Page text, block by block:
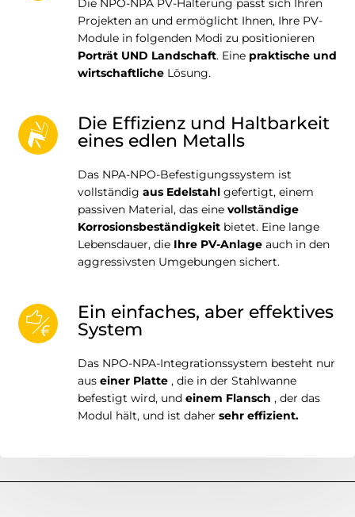
Die NPO-NPA PV-Halterung passt sich Ihren
Projekten an und ermöglicht Ihnen, Ihre PV-
Module in folgenden Modi zu positionieren
Porträt UND Landschaft. Eine praktische und
wirtschaftlicheLösung.
Die Effizienz und Haltbarkeit
eines edlen Metalls
Das NPA-NPO-Befestigungssystem ist
vollständig aus Edelstahlgefertigt, einem
passiven Material, das eine vollständige
Korrosionsbeständigkeitbietet. Eine lange
Lebensdauer, dieIhre PV-Anlageauch in den
aggressivsten Umgebungen sichert.
Ein einfaches, aber effektives
System
Das NPO-NPA-Integrationssystem besteht nur
aus einer Platte , die in der Stahlwanne
befestigt wird, und einem Flansch , der das
Modul hält, und ist daher sehr effizient.